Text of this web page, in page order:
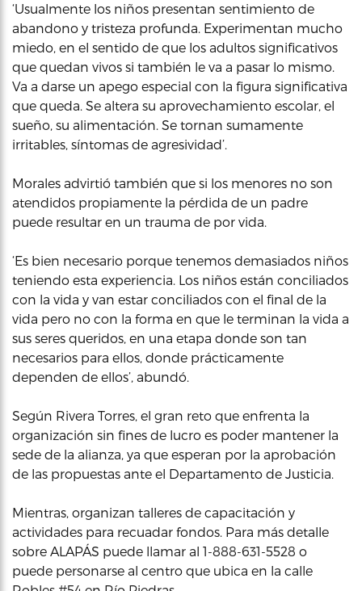
‘Usualmente los niños presentan sentimiento de
abandono y tristeza profunda. Experimentan mucho
miedo, en el sentido de que los adultos significativos
que quedan vivos si también le va a pasar lo mismo.
Va a darse un apego especial con la figura significativa
que queda. Se altera su aprovechamiento escolar, el
sueño, su alimentación. Se tornan sumamente
irritables, síntomas de agresividad’.
Morales advirtió también que si los menores no son
atendidos propiamente la pérdida de un padre
puede resultar en un trauma de por vida.
‘Es bien necesario porque tenemos demasiados niños
teniendo esta experiencia. Los niños están conciliados
con la vida y van estar conciliados con el final de la
vida pero no con la forma en que le terminan la vida a
sus seres queridos, en una etapa donde son tan
necesarios para ellos, donde prácticamente
dependen de ellos’, abundó.
Según Rivera Torres, el gran reto que enfrenta la
organización sin fines de lucro es poder mantener la
sede de la alianza, ya que esperan por la aprobación
de las propuestas ante el Departamento de Justicia.
Mientras, organizan talleres de capacitación y
actividades para recuadar fondos. Para más detalle
sobre ALAPÁS puede llamar al 1-888-631-5528 o
puede personarse al centro que ubica en la calle